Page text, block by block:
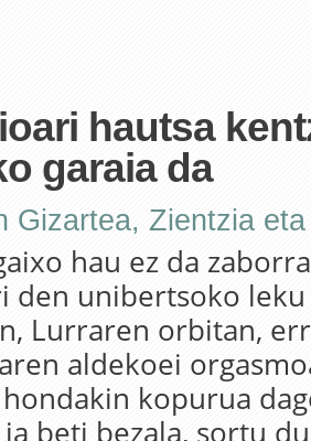
hautsa
garaia da
Gizartea, Zientzia
hau ez da
den unibertsoko
Lurraren orbitan,
aldekoei
kopurua
beti bezala, sortu